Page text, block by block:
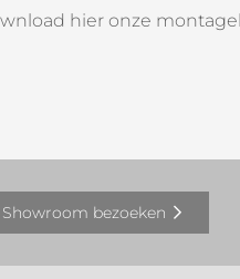
hier onze
Showroom bezoeken